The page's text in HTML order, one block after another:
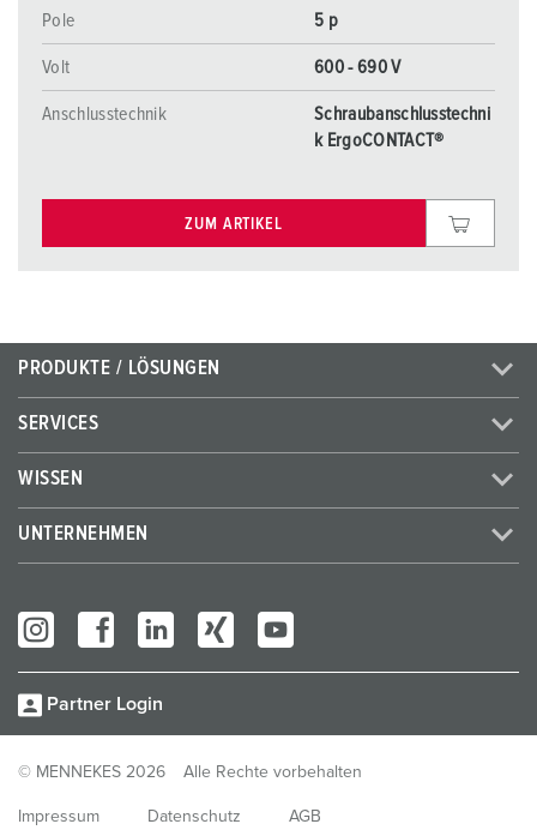
Pole 5 p
Volt 600 - 690 V
Anschlusstechnik
Schraubanschlusstechni
k ErgoCONTACT®
ZUM ARTIKEL
PRODUKTE / LÖSUNGEN
SERVICES
WISSEN
UNTERNEHMEN
Partner Login
© MENNEKES 2026 Alle Rechte vorbehalten
Impressum Datenschutz AGB